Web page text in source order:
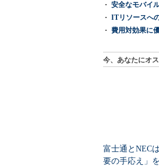
安全なモバイ
ITリソースへ
費用対効果に
今、あなたにオ
富士通とNEC
要の手応え」